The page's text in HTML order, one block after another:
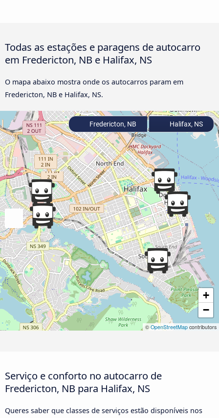
Todas as estações e paragens de autocarro
em Fredericton, NB e Halifax, NS
O mapa abaixo mostra onde os autocarros param em
Fredericton, NB e Halifax, NS.
+
−
© OpenStreetMap contributors
Fredericton, NB Halifax, NS
Serviço e conforto no autocarro de
Fredericton, NB para Halifax, NS
Queres saber que classes de serviços estão disponíveis nos